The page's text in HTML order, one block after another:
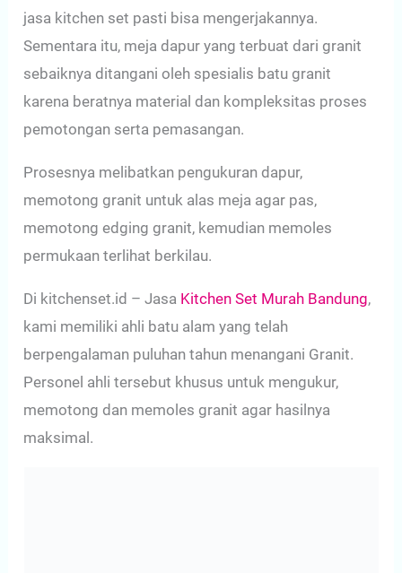
jasa kitchen set pasti bisa mengerjakannya.
Sementara itu, meja dapur yang terbuat dari granit
sebaiknya ditangani oleh spesialis batu granit
karena beratnya material dan kompleksitas proses
pemotongan serta pemasangan.
Prosesnya melibatkan pengukuran dapur,
memotong granit untuk alas meja agar pas,
memotong edging granit, kemudian memoles
permukaan terlihat berkilau.
Di kitchenset.id – Jasa Kitchen Set Murah Bandung,
kami memiliki ahli batu alam yang telah
berpengalaman puluhan tahun menangani Granit.
Personel ahli tersebut khusus untuk mengukur,
memotong dan memoles granit agar hasilnya
maksimal.